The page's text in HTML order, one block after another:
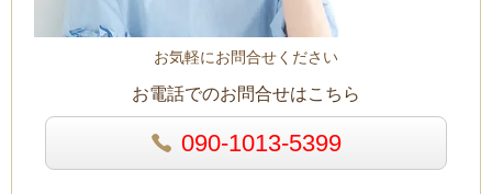
お気軽にお問合せください
お電話でのお問合せはこちら
090-1013-5399